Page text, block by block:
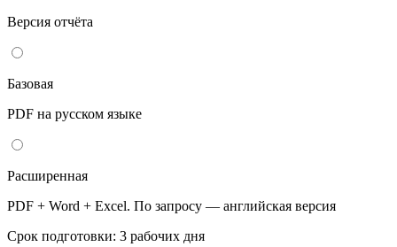
Версия отчёта
Базовая
PDF на русском языке
Расширенная
PDF + Word + Excel. По запросу — английская версия
Срок подготовки: 3 рабочих дня